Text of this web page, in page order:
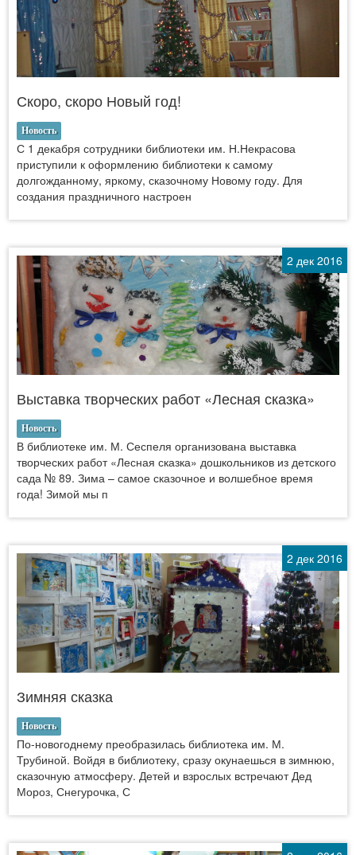
Скоро, скоро Новый год!
Новость
С 1 декабря сотрудники библиотеки им. Н.Некрасова
приступили к оформлению библиотеки к самому
долгожданному, яркому, сказочному Новому году. Для
создания праздничного настроен
2 дек 2016
Выставка творческих работ «Лесная сказка»
Новость
В библиотеке им. М. Сеспеля организована выставка
творческих работ «Лесная сказка» дошкольников из детского
сада № 89. Зима – самое сказочное и волшебное время
года! Зимой мы п
2 дек 2016
Зимняя сказка
Новость
По-новогоднему преобразилась библиотека им. М.
Трубиной. Войдя в библиотеку, сразу окунаешься в зимнюю,
сказочную атмосферу. Детей и взрослых встречают Дед
Мороз, Снегурочка, С